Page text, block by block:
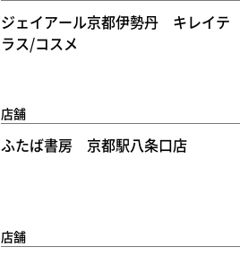
ジェイアール京都伊勢丹 キレイテ
ラス/コスメ
店舗
ふたば書房 京都駅八条口店
店舗